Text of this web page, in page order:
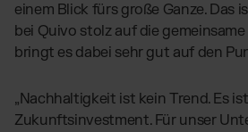
einem Blick fürs große Ganze. Das
bei Quivo stolz auf die
bringt es dabei sehr gut auf den
„Nachhaltigkeit ist kein Trend. Es
Zukunftsinvestment. Für unser